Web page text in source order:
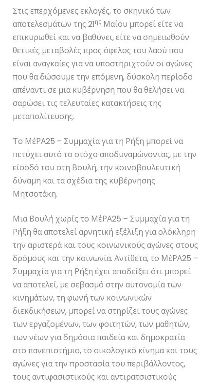
Στις επερχόμενες εκλογές, το σκηνικό των
αποτελεσμάτων της 21ης Μαΐου μπορεί είτε να
επικυρωθεί και να βαθύνει, είτε να σημειωθούν
θετικές μεταβολές προς όφελος του λαού που
είναι αναγκαίες για να υποστηριχτούν οι αγώνες
που θα δώσουμε την επόμενη, δύσκολη περίοδο
απέναντι σε μια κυβέρνηση που θα θελήσει να
σαρώσει τις τελευταίες κατακτήσεις της
μεταπολίτευσης.
Το ΜέΡΑ25 – Συμμαχία για τη Ρήξη μπορεί να
πετύχει αυτό το στόχο αποδυναμώνοντας, με την
είσοδό του στη Βουλή, την κοινοβουλευτική
δύναμη και τα σχέδια της κυβέρνησης
Μητσοτάκη.
Μια Βουλή χωρίς το ΜέΡΑ25 – Συμμαχία για τη
Ρήξη θα αποτελεί αρνητική εξέλιξη για ολόκληρη
την αριστερά και τους κοινωνικούς αγώνες στους
δρόμους και την κοινωνία. Αντίθετα, το ΜέΡΑ25 –
Συμμαχία για τη Ρήξη έχει αποδείξει ότι μπορεί
να αποτελεί, με σεβασμό στην αυτονομία των
κινημάτων, τη φωνή των κοινωνικών
διεκδικήσεων, μπορεί να στηρίζει τους αγώνες
των εργαζομένων, των φοιτητών, των μαθητών,
των νέων για δημόσια παιδεία και δημοκρατία
στο πανεπιστήμιο, το οικολογικό κίνημα και τους
αγώνες για την προστασία του περιβάλλοντος,
τους αντιφασιστικούς και αντιρατσιστικούς